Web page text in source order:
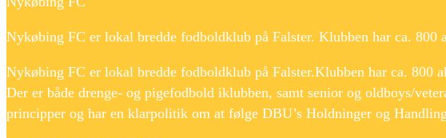
Nykøbing FC er lokal bredde fodboldklub på Falster. Klubben har ca.
Nykøbing FC er lokal bredde fodboldklub på Falster.Klubben har ca. 800
Der er både drenge- og pigefodbold iklubben, samt senior og oldboys/
principper og har en klarpolitik om at følge DBU’s Holdninger og